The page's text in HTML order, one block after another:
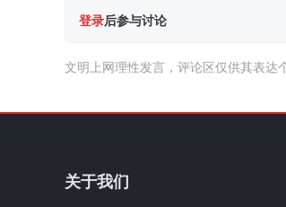
登录后参与讨论
文明上网理性发言，评论区仅供其表达
关于我们